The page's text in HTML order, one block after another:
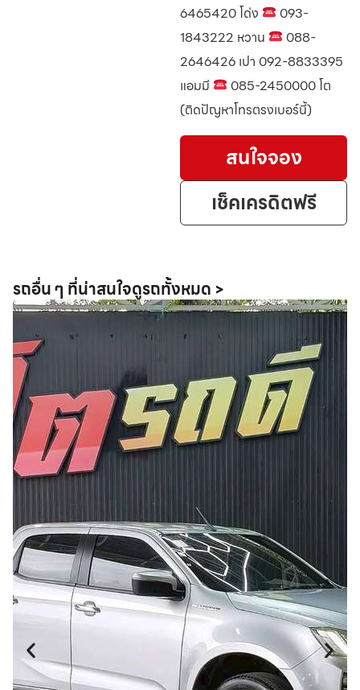
6465420 โด่ง
093-
1843222 หวาน
088-
2646426 เปา 092-8833395
แอมมี
085-2450000 โต
(ติดปัญหาโทรตรงเบอร์นี้)
สนใจจอง
เช็คเครดิตฟรี
รถอื่น ๆ ที่น่าสนใจดูรถทั้งหมด >